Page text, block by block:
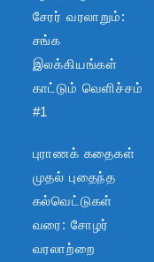
சேரர் வரலாறும்:
சங்க
இலக்கியங்கள்
காட்டும் வெளிச்சம்
#1
புராணக் கதைகள்
முதல் புதைந்த
கல்வெட்டுகள்
வரை: சோழர்
வரலாற்றை